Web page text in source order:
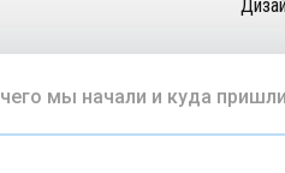
мы начали и куда пришли